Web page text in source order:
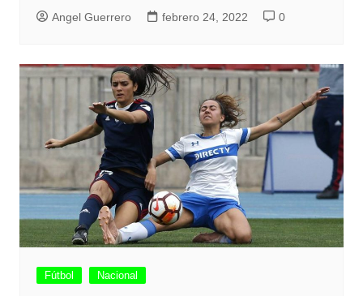
Angel Guerrero febrero 24, 2022 0
Fútbol Nacional